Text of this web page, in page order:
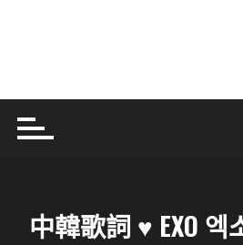
中韓歌詞 ♥ EXO 엑